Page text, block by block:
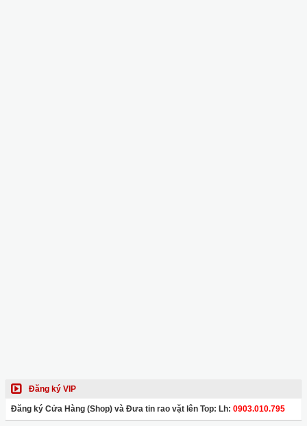
Đăng ký VIP
Đăng ký Cửa Hàng (Shop) và Đưa tin rao vặt lên Top: Lh: 0903.010.795